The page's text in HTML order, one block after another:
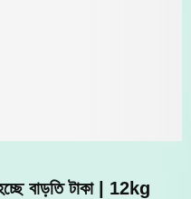
বাড়তি টাকা | 12kg